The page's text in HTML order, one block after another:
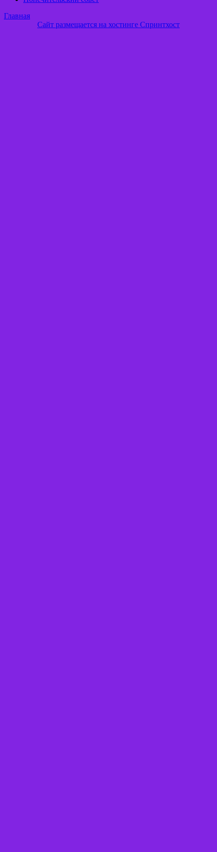
Главная
Сайт размещается на хостинге Спринтхост